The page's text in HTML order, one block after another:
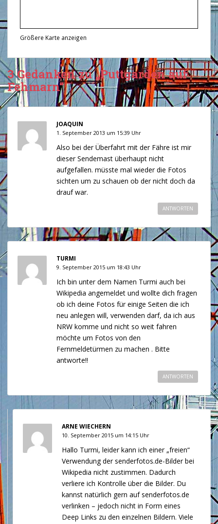
Größere Karte anzeigen
3 Gedanken zu „Puttgarden auf
Fehmarn“
JOAQUIN
1. September 2013 um 15:39 Uhr
Also bei der Überfahrt mit der Fähre ist mir
dieser Sendemast überhaupt nicht
aufgefallen. müsste mal wieder die Fotos
sichten um zu schauen ob der nicht doch da
drauf war.
ANTWORTEN
TURMI
9. September 2015 um 18:43 Uhr
Ich bin unter dem Namen Turmi auch bei
Wikipedia angemeldet und wollte dich fragen
ob ich deine Fotos für einige Seiten die ich
neu anlegen will, verwenden darf, da ich aus
NRW komme und nicht so weit fahren
möchte um Fotos von den
Fernmeldetürmen zu machen . Bitte
antworte!!
ANTWORTEN
ARNE WIECHERN
10. September 2015 um 14:15 Uhr
Hallo Turmi, leider kann ich einer „freien“
Verwendung der senderfotos.de-Bilder bei
Wikipedia nicht zustimmen. Dadurch
verliere ich Kontrolle über die Bilder. Du
kannst natürlich gern auf senderfotos.de
verlinken – jedoch nicht in Form eines
Deep Links zu den einzelnen Bildern. Viele